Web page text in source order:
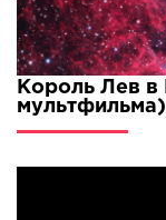
Король Лев в